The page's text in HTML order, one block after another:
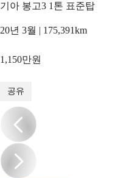
기아 봉고3 1톤 표준탑
20년 3월 | 175,391km
1,150만원
공유
/9